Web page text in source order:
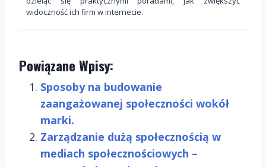
widoczność ich firm w internecie.
Powiązane Wpisy:
Sposoby na budowanie
zaangażowanej społeczności wokół
marki.
Zarządzanie dużą społecznością w
mediach społecznościowych –